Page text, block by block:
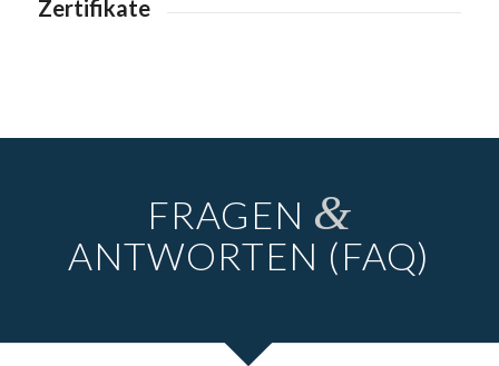
Zertifikate
FRAGEN &
ANTWORTEN (FAQ)